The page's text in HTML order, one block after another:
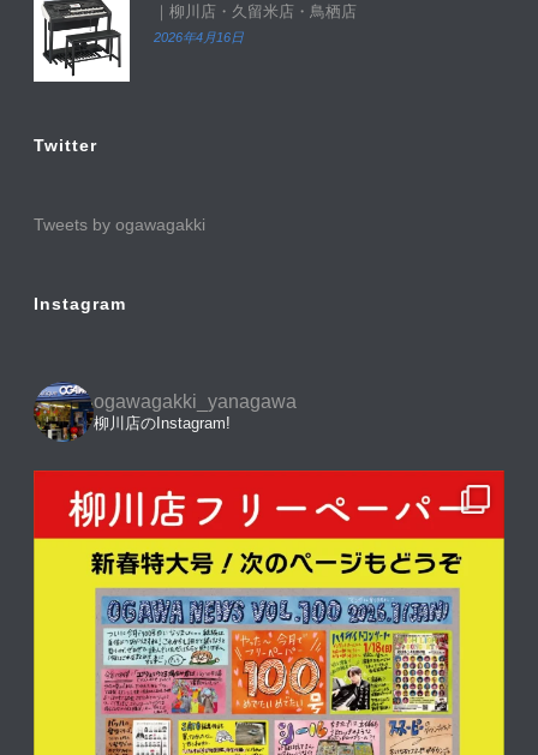
｜柳川店・久留米店・鳥栖店
2026年4月16日
Twitter
Tweets by ogawagakki
Instagram
ogawagakki_yanagawa
柳川店のInstagram!